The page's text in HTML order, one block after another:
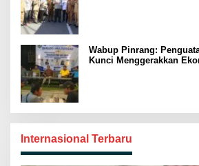
Wabup Pinrang:
Kunci Menggerakkan
Internasional Terbaru